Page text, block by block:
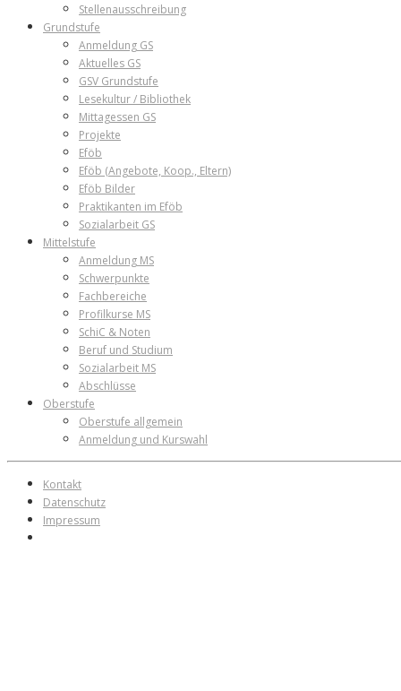
Stellenausschreibung
Grundstufe
Anmeldung GS
Aktuelles GS
GSV Grundstufe
Lesekultur / Bibliothek
Mittagessen GS
Projekte
Eföb
Eföb (Angebote, Koop., Eltern)
Eföb Bilder
Praktikanten im Eföb
Sozialarbeit GS
Mittelstufe
Anmeldung MS
Schwerpunkte
Fachbereiche
Profilkurse MS
SchiC & Noten
Beruf und Studium
Sozialarbeit MS
Abschlüsse
Oberstufe
Oberstufe allgemein
Anmeldung und Kurswahl
Kontakt
Datenschutz
Impressum